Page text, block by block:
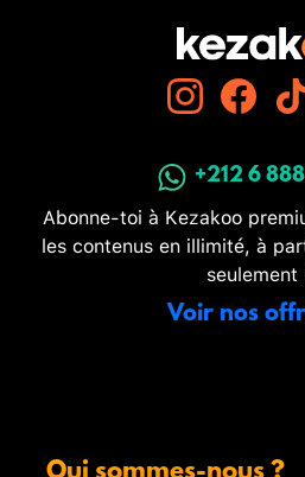
+212 6
Abonne-toi à Kezakoo
les contenus en illimité, à
seulement
Voir nos